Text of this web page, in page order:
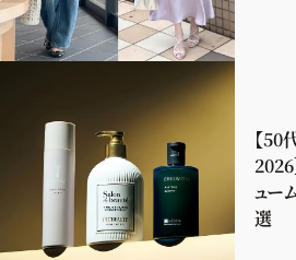
【50
2026
ュー
選